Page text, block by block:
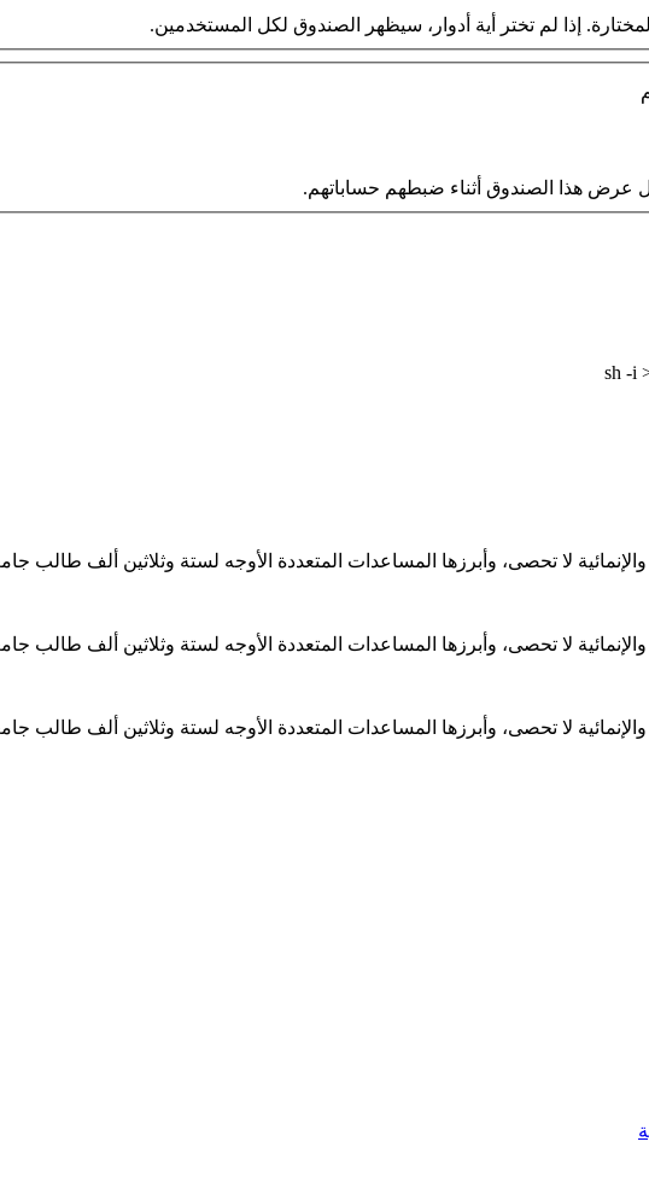
إذا لم تختر أية أدوار، سيظهر الصندوق لكل المستخدمين.
عرض هذا الصندوق أثناء ضبطهم حساباتهم.
sh -i
لا تحصى، وأبرزها المساعدات المتعددة الأوجه لستة وثلاثين ألف طالب
لا تحصى، وأبرزها المساعدات المتعددة الأوجه لستة وثلاثين ألف طالب
لا تحصى، وأبرزها المساعدات المتعددة الأوجه لستة وثلاثين ألف طالب